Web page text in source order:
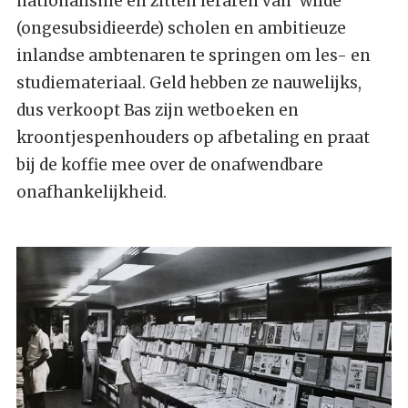
(ongesubsi­dieerde) scholen en ambitieuze
inlandse ambtenaren te springen om les- en
studiemateriaal. Geld hebben ze nauwelijks,
dus verkoopt Bas zijn wetboeken en
kroontjespenhouders op afbetaling en praat
bij de koffie mee over de onafwendbare
onafhankelijkheid.